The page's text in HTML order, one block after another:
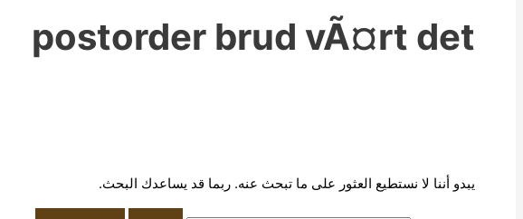
postorder brud vÃ¤rt det
يبدو أننا لا نستطيع العثور على ما تبحث عنه. ربما قد يساعدك البحث.